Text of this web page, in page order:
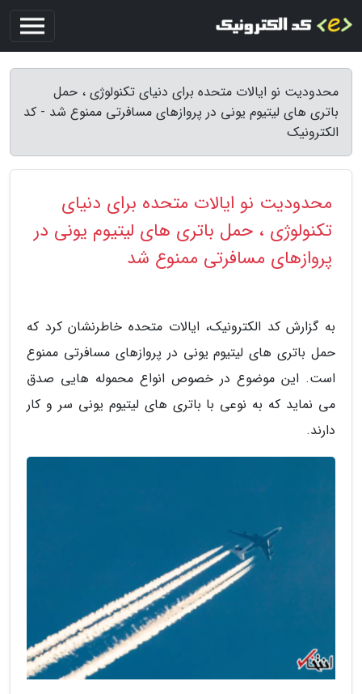
محدودیت نو ایالات متحده برای دنیای تکنولوژی ، حمل
باتری های لیتیوم یونی در پروازهای مسافرتی ممنوع شد - کد
الکترونیک
محدودیت نو ایالات متحده برای دنیای
تکنولوژی ، حمل باتری های لیتیوم یونی در
پروازهای مسافرتی ممنوع شد
به گزارش کد الکترونیک، ایالات متحده خاطرنشان کرد که
حمل باتری های لیتیوم یونی در پروازهای مسافرتی ممنوع
است. این موضوع در خصوص انواع محموله هایی صدق
می نماید که به نوعی با باتری های لیتیوم یونی سر و کار
دارند.